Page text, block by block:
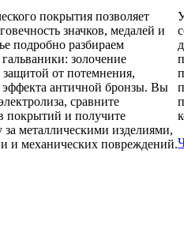
покрытия позволяет
значков, медалей и
подробно разбираем
золочение
от потемнения,
эффекта античной бронзы. Вы
сравните
покрытий и получите
металлическими изделиями,
и механических повреждений.